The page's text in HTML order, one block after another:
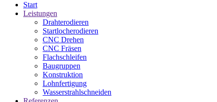
Start
Leistungen
Drahterodieren
Startlocherodieren
CNC Drehen
CNC Fräsen
Flachschleifen
Baugruppen
Konstruktion
Lohnfertigung
Wasserstrahlschneiden